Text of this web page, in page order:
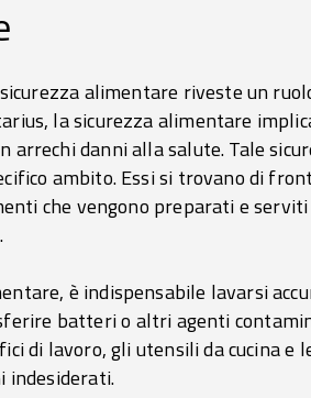
alimentare riveste un
la sicurezza alimentare
arrechi danni alla salute. Tale
ambito. Essi si trovano di
che vengono preparati e
è indispensabile lavarsi
batteri o altri agenti
di lavoro, gli utensili da cucina
indesiderati.